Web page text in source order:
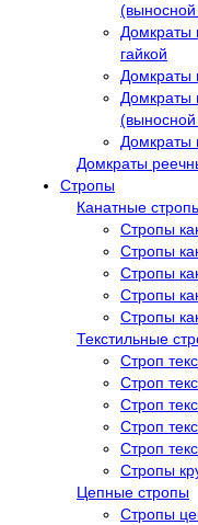
(выносной
Домкраты
гайкой
Домкраты
Домкраты
(выносной
Домкраты
Домкраты
Стропы
Канатные
Стропы
Стропы
Стропы
Стропы
Стропы
Текстильные
Строп
Строп
Строп
Строп
Строп
Стропы
Цепные стропы
Стропы